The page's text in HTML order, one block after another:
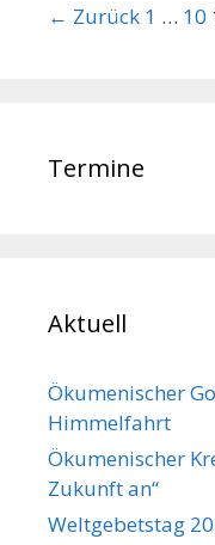
Beitrags-
← Zurück 1 … 10
Termine
Aktuell
Ökumenischer
Himmelfahrt
Ökumenischer
Zukunft an“
Weltgebetstag